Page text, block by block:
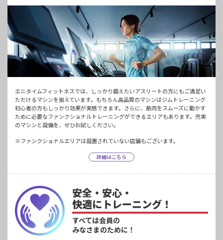
エニタイムフィットネスでは、しっかり鍛えたいアスリートの方にもご満足い
ただけるマシンを揃えています。もちろん高品質のマシンはジムトレーニング
初心者の方もしっかり効果が実感できます。さらに、筋肉をスムーズに動かす
ために必要なファンクショナルトレーニングができるエリアもあります。充実
のマシンと設備を、ぜひお試しください。
※ファンクショナルエリアは設置されていない店舗もございます。
詳細はこちら
安全・安心・
快適にトレーニング！
すべては会員の
みなさまのために！